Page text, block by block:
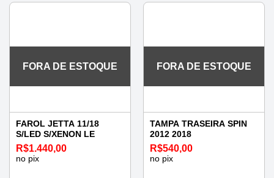
FORA DE ESTOQUE
FAROL JETTA 11/18
S/LED S/XENON LE
R$1.440,00
no pix
FORA DE ESTOQUE
TAMPA TRASEIRA SPIN
2012 2018
R$540,00
no pix